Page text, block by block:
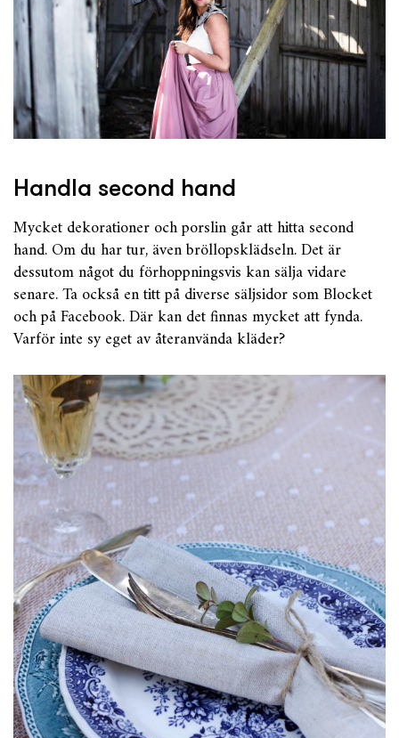
Handla second hand
Mycket dekorationer och porslin går att hitta second
hand. Om du har tur, även bröllopsklädseln. Det är
dessutom något du förhoppningsvis kan sälja vidare
senare. Ta också en titt på diverse säljsidor som Blocket
och på Facebook. Där kan det finnas mycket att fynda.
Varför inte sy eget av återanvända kläder?